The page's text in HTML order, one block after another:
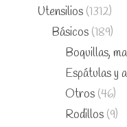
Utensilios (1312)
Básicos (189)
Boquillas,
Espátulas y
Otros (46)
Rodillos (9)